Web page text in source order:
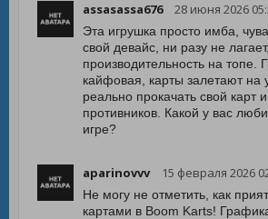
assasassa676 28 июня 2026
Эта игрушка просто имба,
свой девайс, ни разу не лагает,
производительность на топе.
кайфовая, карты залетают на
реально прокачать свой карт
противников. Какой у вас
игре?
aparinovvv 15 февраля 2026
Не могу не отметить, как
картами в Boom Karts!